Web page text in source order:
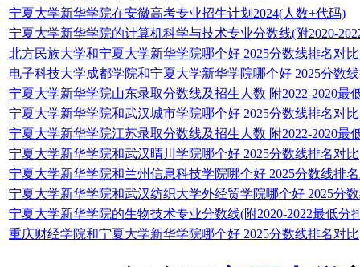
宁夏大学新华学院在安徽高考专业招生计划2024(人数+代码)
宁夏大学新华学院的计算机科学与技术专业分数线(附2020-
北方民族大学和宁夏大学新华学院哪个好 2025分数线排名对比
电子科技大学成都学院和宁夏大学新华学院哪个好 2025分数
宁夏大学新华学院山东录取分数线及招生人数 附2022-2020最
宁夏大学新华学院和武汉城市学院哪个好 2025分数线排名对比
宁夏大学新华学院江苏录取分数线及招生人数 附2022-2020最
宁夏大学新华学院和武汉晴川学院哪个好 2025分数线排名对比
宁夏大学新华学院和兰州信息科技学院哪个好 2025分数线排
宁夏大学新华学院和武汉纺织大学外经贸学院哪个好 2025分
宁夏大学新华学院的生物技术专业分数线(附2020-2022最低分
重庆财经学院和宁夏大学新华学院哪个好 2025分数线排名对比